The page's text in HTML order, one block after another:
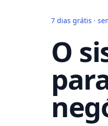
7 dias grátis ·
O